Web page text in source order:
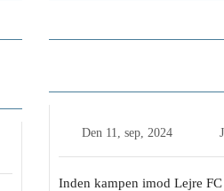
Den 11, sep, 2024
Inden kampen imod Lejre